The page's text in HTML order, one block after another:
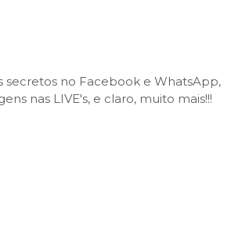
secretos no Facebook e WhatsApp,
nas LIVE's, e claro, muito mais!!!